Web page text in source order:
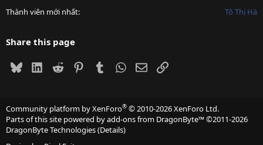
Thành viên mới nhất Tô Thị Hà
Share this page
BlueskyLinkedIn
Reddit PinterestTumblrWhatsApp
EmailLink
Community platform by XenForo® © 2010-2026 XenForo Ltd.
Parts of this site powered byadd-ons from DragonByte™©2011-2026
DragonByte Technologies(Details)